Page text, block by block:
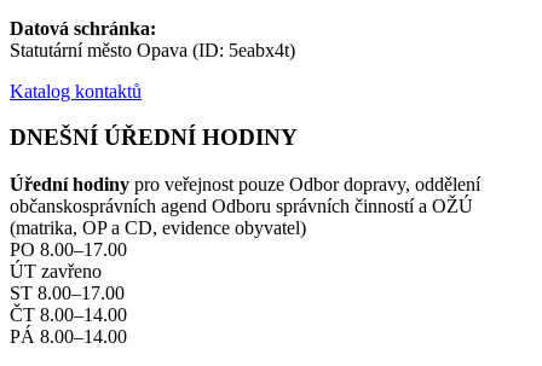
Datová schránka:
Statutární město Opava (ID: 5eabx4t)
Katalog kontaktů
DNEŠNÍ ÚŘEDNÍ HODINY
Úřední hodiny pro veřejnost pouze Odbor dopravy, oddělení
občanskosprávních agend Odboru správních činností a OŽÚ
(matrika, OP a CD, evidence obyvatel)
PO 8.00–17.00
ÚT zavřeno
ST 8.00–17.00
ČT 8.00–14.00
PÁ 8.00–14.00